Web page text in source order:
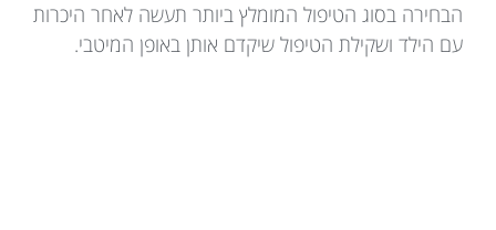
הבחירה בסוג הטיפול המומלץ ביותר תעשה לאחר היכרות
עם הילד ושקילת הטיפול שיקדם אותן באופן המיטבי.